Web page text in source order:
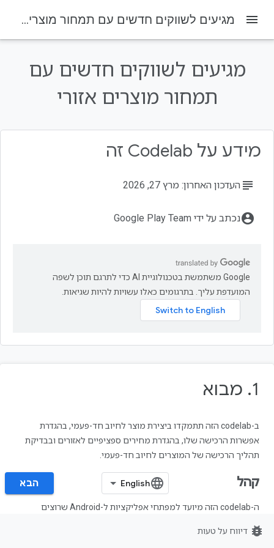
בדף הזה
מה תלמדו...
תכנות
menu מגיעים לשווקים חדשים עם תמחור מוצרים אזורי
מגיעים לשווקים חדשים עם
תמחור מוצרים אזורי
מידע על Codelab זה
subject העדכון האחרון: מרץ 27, 2026
account_circleנכתב על ידי Google Play Team
‫Google משתמשת בטכנולוגיית AI כדי לתרגם תוכן לשפה
המועדפת עליך. בתרגומים כאלו עשויות להיות שגיאות.
1.‏ מבוא
ב-codelab הזה תתמקדו ביצירת מוצר לחיוב חד-פעמי, בהגדרת
אפשרות הרכישה שלו, בהגדרת מחירים ספציפיים לאזורים ובבדיקת
תהליך הרכישה של המוצרים לחיוב חד-פעמי.
קהל
ה-codelab הזה מיועד למפתחי אפליקציות ל-Android שרוצים
בחיוב חד-פעמי.
הבא‏
bug_report דיווח על טעות